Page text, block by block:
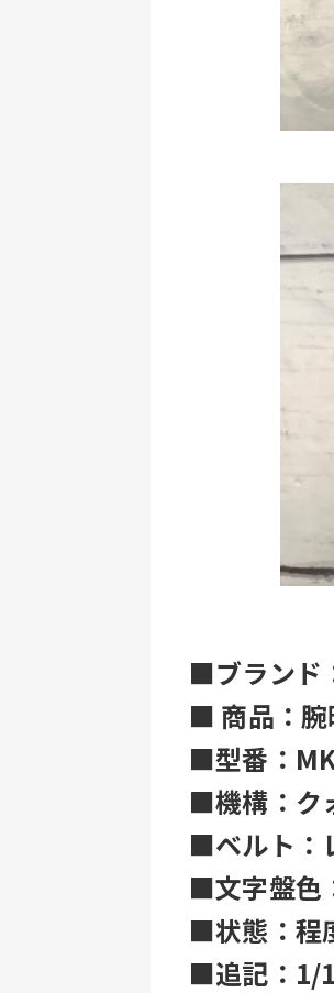
■ブランド
■ 商品：腕
■型番：
■機構：ク
■ベルト：
■文字盤色
■状態：程
■追記：1/